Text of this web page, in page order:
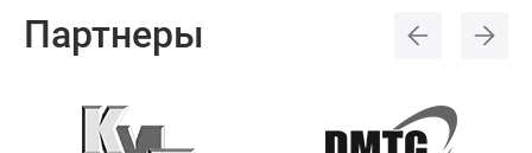
Самовывоз со склада
г. Ступино, ул. Транспортная, вл. 22/2
Партнеры